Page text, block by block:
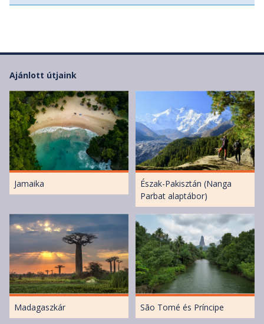
Ajánlott útjaink
Jamaika
Észak-Pakisztán (Nanga
Parbat alaptábor)
Madagaszkár São Tomé és Príncipe